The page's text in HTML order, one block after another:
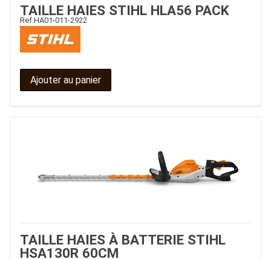
TAILLE HAIES STIHL HLA56 PACK
Ref.HA01-011-2922
Ajouter au panier
TAILLE HAIES À BATTERIE STIHL
HSA130R 60CM